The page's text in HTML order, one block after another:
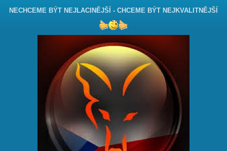
NECHCEME BÝT NEJLACINĚJŠÍ - CHCEME BÝT NEJKVALITNĚJŠÍ